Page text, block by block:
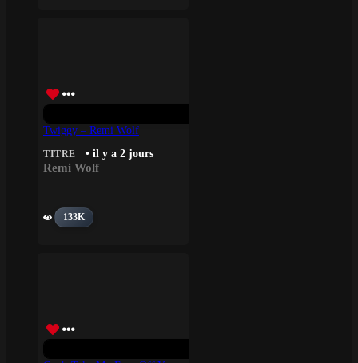
Twiggy – Remi Wolf
TITRE • il y a 2 jours
Remi Wolf
133K